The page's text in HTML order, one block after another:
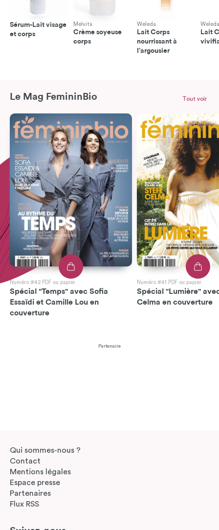
Sérum-Lait visage
et corps
Melvita
Crème soyeuse
corps
Weleda
Lait Corps
nourrissant à
l’argousier
Weleda
Lait
Le Mag FemininBio
Numéro #42 PDF ou papier
Spécial "Temps" avec Sofia
Essaïdi et Camille Lou en
couverture
Numéro #41 PDF ou papier
Spécial "Lumière"
Celma en couverture
Tout voir
Partenaire
Qui sommes-nous ?
Contact
Mentions légales
Espace presse
Partenaires
Flux RSS